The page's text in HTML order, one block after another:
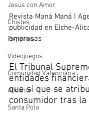
Jesús con Amor
Chistes
Deportes
Videojuegos
Comunidad Valenciana
Alicante
Santa Pola
Revista Maná Maná |
publicidad en Elche-
empresas
El Tribunal
entidades
que sí que se
consumidor tras la